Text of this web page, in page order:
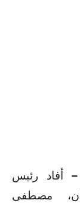
أفاد رئيس
مصطفى